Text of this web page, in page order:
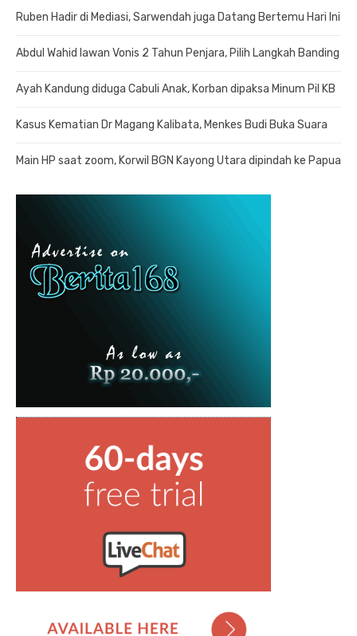
Ruben Hadir di Mediasi, Sarwendah juga Datang Bertemu Hari Ini
Abdul Wahid lawan Vonis 2 Tahun Penjara, Pilih Langkah Banding
Ayah Kandung diduga Cabuli Anak, Korban dipaksa Minum Pil KB
Kasus Kematian Dr Magang Kalibata, Menkes Budi Buka Suara
Main HP saat zoom, Korwil BGN Kayong Utara dipindah ke Papua